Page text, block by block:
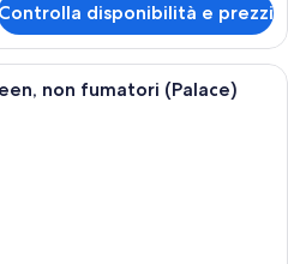
disponibilità e prezzi
Una camera d'albergo con due letti,
non fumatori (Palace)